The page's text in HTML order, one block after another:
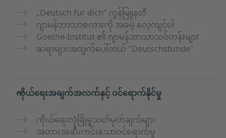
„Deutsch für dich“ ကွန်မြူနတီ
ဂျာမန်ဘာသာစကားကို အခမဲ့ လေ့ကျင့်ပါ
Goethe-Institut ၏ ဂျာမန်ဘာသာသင်တန်းများ
ဆရာများအတွက်ပေါ်တယ် "Deutschstunde"
ကိုယ်ရေးအချက်အလက်နှင့် ဝင်ရောက်နိုင်မှု
ကိုယ်ရေးလုံခြုံမှုသတ်မှတ်ချက်များ
အတားအဆီးကင်းသောဝင်ရောက်မှု